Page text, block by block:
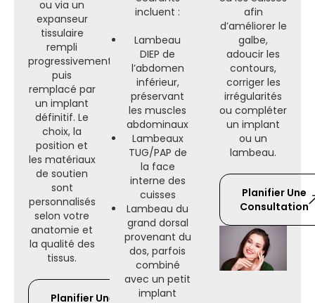
ou via un
expanseur
tissulaire
rempli
progressivement
puis
remplacé par
un implant
définitif. Le
choix, la
position et
les matériaux
de soutien
sont
personnalisés
selon votre
anatomie et
la qualité des
tissus.
Planifier Une
incluent :
Lambeau
DIEP de
l’abdomen
inférieur,
préservant
les muscles
abdominaux
Lambeaux
TUG/PAP de
la face
interne des
cuisses
Lambeau du
grand dorsal
provenant du
dos, parfois
combiné
avec un petit
implant
afin
d’améliorer le
galbe,
adoucir les
contours,
corriger les
irrégularités
ou compléter
un implant
ou un
lambeau.
Planifier Une
Consultation